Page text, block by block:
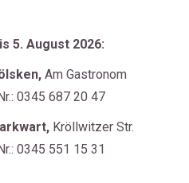
5. August 2026:
Am Gastronom
0345 687 20 47
Kröllwitzer Str.
0345 551 15 31